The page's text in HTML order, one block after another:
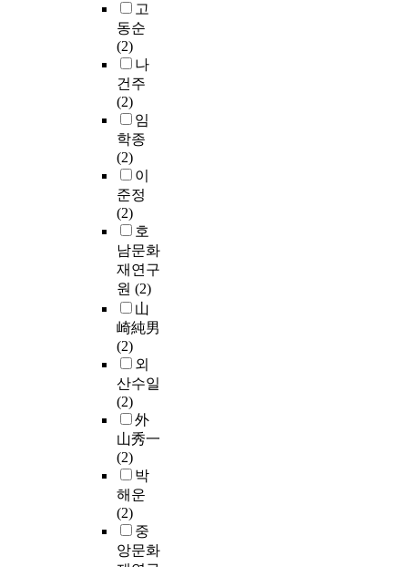
고
동순
(2)
나
건주
(2)
임
학종
(2)
이
준정
(2)
호
남문화
재연구
원 (2)
山
崎純男
(2)
외
산수일
(2)
外
山秀一
(2)
박
해운
(2)
중
앙문화